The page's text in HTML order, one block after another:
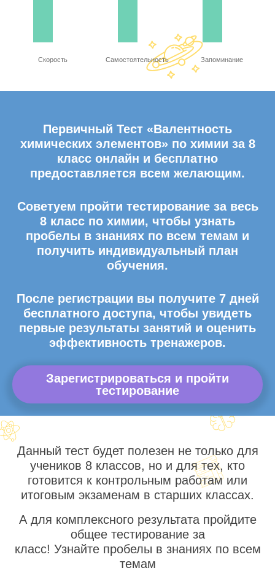
Скорость Самостоятельность Запоминание
Первичный Тест «Валентность
химических элементов» по химии за 8
класс онлайн и бесплатно
предоставляется всем желающим.
Советуем пройти тестирование за весь
8 класс по химии, чтобы узнать
пробелы в знаниях по всем темам и
получить индивидуальный план
обучения.
После регистрации вы получите 7 дней
бесплатного доступа, чтобы увидеть
первые результаты занятий и оценить
эффективность тренажеров.
Зарегистрироваться и пройти
тестирование
Данный тест будет полезен не только для
учеников 8 классов, но и для тех, кто
готовится к контрольным работам или
итоговым экзаменам в старших классах.
А для комплексного результата пройдите
общее тестирование за
класс! Узнайте пробелы в знаниях по всем
темам